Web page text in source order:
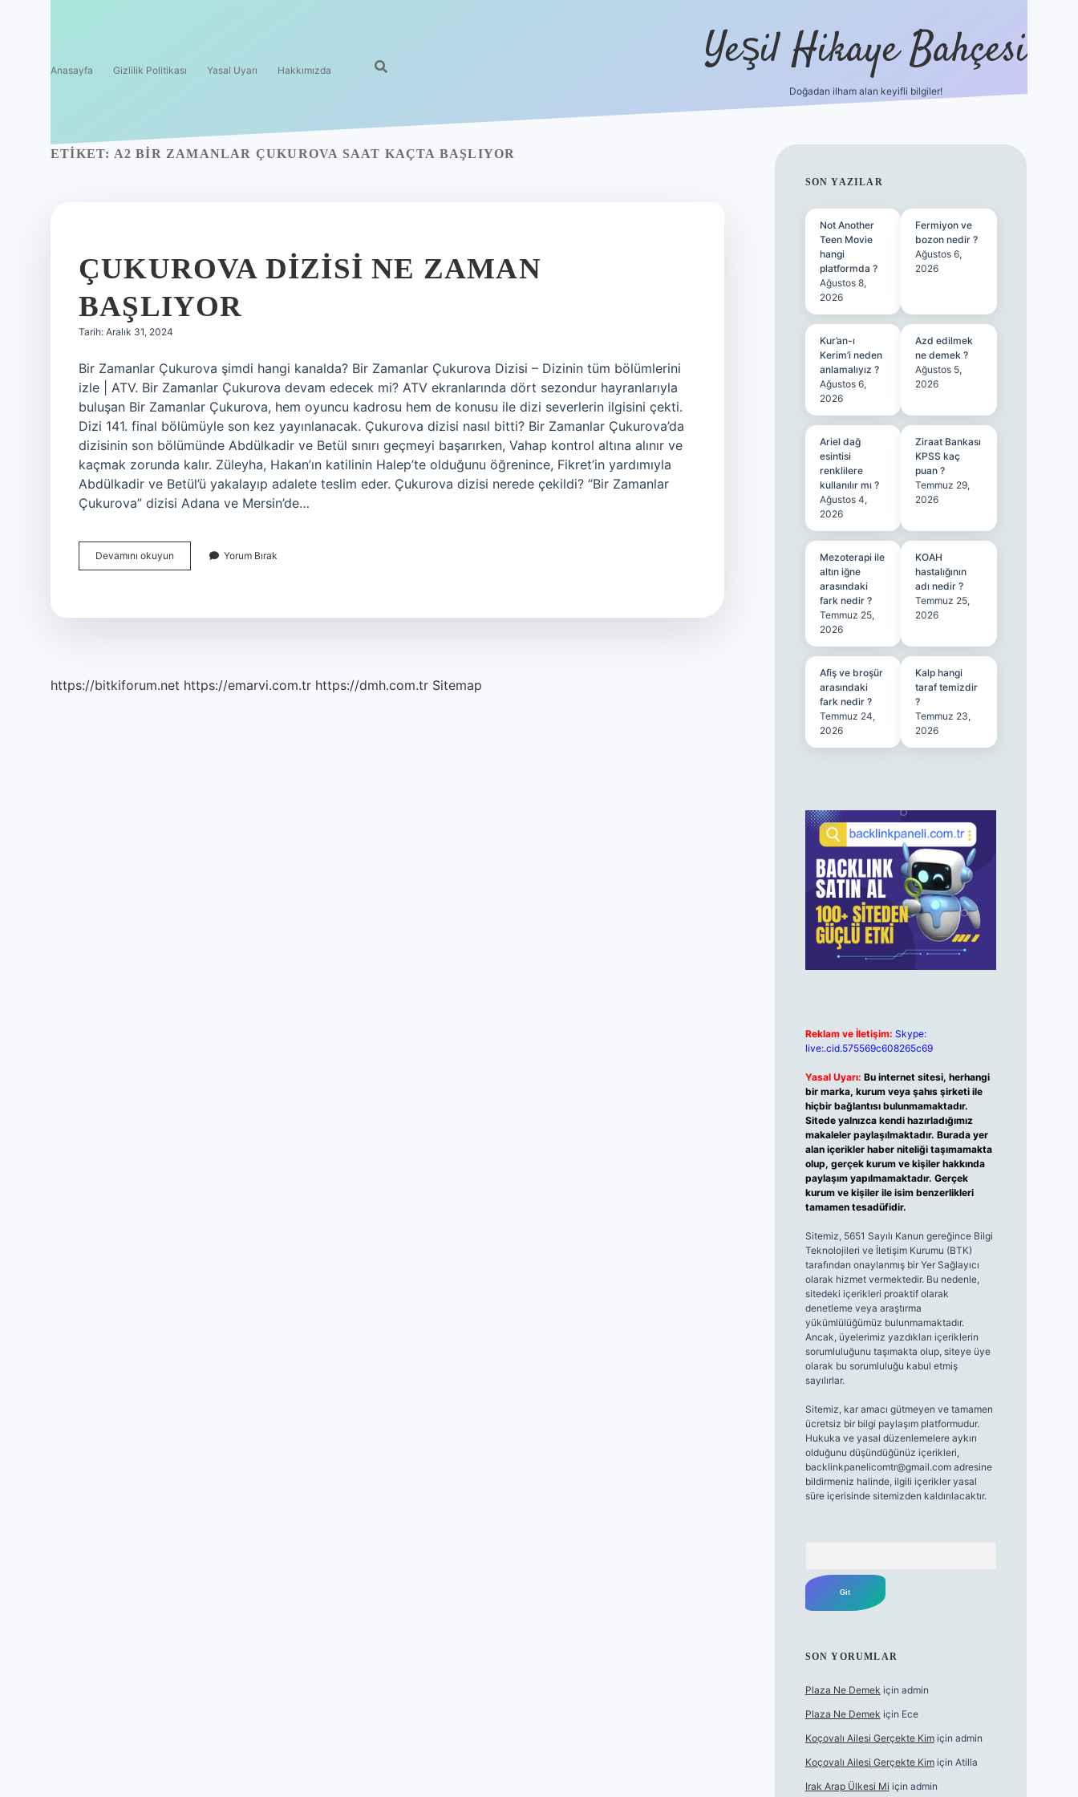
Anasayfa Gizlilik Politikası Yasal Uyarı Hakkımızda Yeşil Hikaye Bahçesi
Doğadan ilham alan keyifli bilgiler!
ETIKET: A2 BIR ZAMANLAR ÇUKUROVA SAAT KAÇTA BAŞLIYOR
ÇUKUROVA DIZISI NE ZAMAN
BAŞLIYOR
Tarih: Aralık 31, 2024
Bir Zamanlar Çukurova şimdi hangi kanalda? Bir Zamanlar Çukurova Dizisi – Dizinin tüm bölümlerini
izle | ATV. Bir Zamanlar Çukurova devam edecek mi? ATV ekranlarında dört sezondur hayranlarıyla
buluşan Bir Zamanlar Çukurova, hem oyuncu kadrosu hem de konusu ile dizi severlerin ilgisini çekti.
Dizi 141. final bölümüyle son kez yayınlanacak. Çukurova dizisi nasıl bitti? Bir Zamanlar Çukurova’da
dizisinin son bölümünde Abdülkadir ve Betül sınırı geçmeyi başarırken, Vahap kontrol altına alınır ve
kaçmak zorunda kalır. Züleyha, Hakan’ın katilinin Halep’te olduğunu öğrenince, Fikret’in yardımıyla
Abdülkadir ve Betül’ü yakalayıp adalete teslim eder. Çukurova dizisi nerede çekildi? “Bir Zamanlar
Çukurova” dizisi Adana ve Mersin’de…
Devamını okuyun Çukurova
Dizisi
Yorum Bırak
https://bitkiforum.net https://emarvi.com.tr https://dmh.com.tr Sitemap
SIDEBAR
SON YAZILAR
Not Another
Teen Movie
hangi
platformda ?
Ağustos 8,
2026
Fermiyon ve
bozon nedir ?
Ağustos 6,
2026
Kur’an-ı
Kerim’i neden
anlamalıyız ?
Ağustos 6,
2026
Azd edilmek
ne demek ?
Ağustos 5,
2026
Ariel dağ
esintisi
renklilere
kullanılır mı ?
Ağustos 4,
2026
Ziraat Bankası
KPSS kaç
puan ?
Temmuz 29,
2026
Mezoterapi ile
altın iğne
arasındaki
fark nedir ?
Temmuz 25,
2026
KOAH
hastalığının
adı nedir ?
Temmuz 25,
2026
Afiş ve broşür
arasındaki
fark nedir ?
Temmuz 24,
2026
Kalp hangi
taraf temizdir
?
Temmuz 23,
2026
Reklam ve İletişim: Skype:
live:.cid.575569c608265c69
Yasal Uyarı: Bu internet sitesi, herhangi
bir marka, kurum veya şahıs şirketi ile
hiçbir bağlantısı bulunmamaktadır.
Sitede yalnızca kendi hazırladığımız
makaleler paylaşılmaktadır. Burada yer
alan içerikler haber niteliği taşımamakta
olup, gerçek kurum ve kişiler hakkında
paylaşım yapılmamaktadır. Gerçek
kurum ve kişiler ile isim benzerlikleri
tamamen tesadüfidir.
Sitemiz, 5651 Sayılı Kanun gereğince Bilgi
Teknolojileri ve İletişim Kurumu (BTK)
tarafından onaylanmış bir Yer Sağlayıcı
olarak hizmet vermektedir. Bu nedenle,
sitedeki içerikleri proaktif olarak
denetleme veya araştırma
yükümlülüğümüz bulunmamaktadır.
Ancak, üyelerimiz yazdıkları içeriklerin
sorumluluğunu taşımakta olup, siteye üye
olarak bu sorumluluğu kabul etmiş
sayılırlar.
Sitemiz, kar amacı gütmeyen ve tamamen
ücretsiz bir bilgi paylaşım platformudur.
Hukuka ve yasal düzenlemelere aykırı
olduğunu düşündüğünüz içerikleri,
backlinkpanelicomtr@gmail.comadresine
bildirmeniz halinde, ilgili içerikler yasal
süre içerisinde sitemizden kaldırılacaktır.
SON YORUMLAR
Plaza Ne Demek için admin
Plaza Ne Demek için Ece
Koçovalı Ailesi Gerçekte Kimiçin admin
Koçovalı Ailesi Gerçekte Kimiçin Atilla
Irak Arap Ülkesi Mi için admin
ilbet güncel giriş adresiilbet